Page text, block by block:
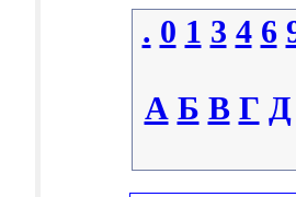
. 0 1 3 4 6
А Б В Г Д